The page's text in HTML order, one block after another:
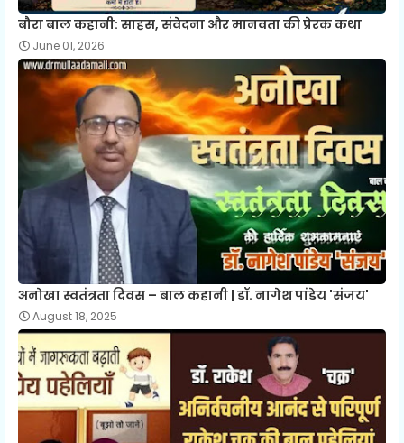
बौरा बाल कहानी: साहस, संवेदना और मानवता की प्रेरक कथा
June 01, 2026
अनोखा स्वतंत्रता दिवस – बाल कहानी | डॉ. नागेश पांडेय 'संजय'
August 18, 2025